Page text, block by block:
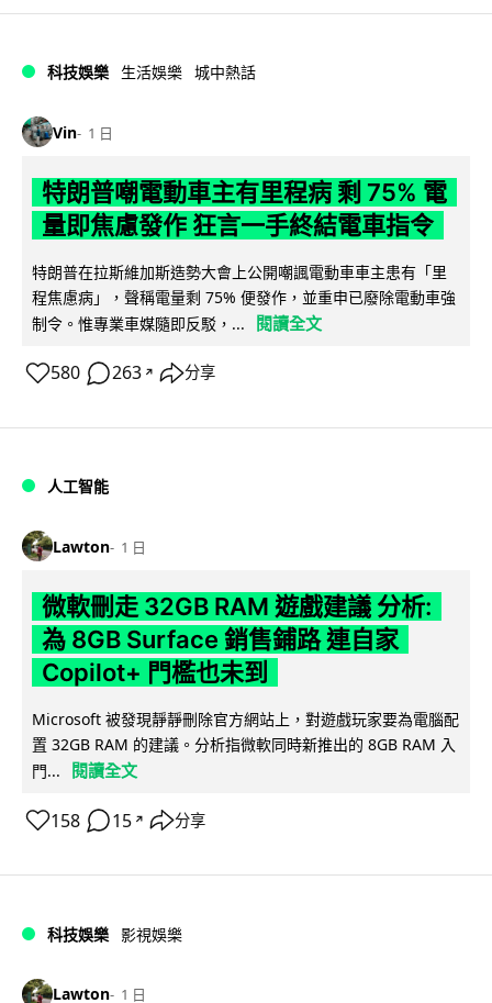
科技娛樂 生活娛樂 城中熱話
Vin 1 日
特朗普嘲電動車主有里程病 剩 75% 電
量即焦慮發作 狂言一手終結電車指令
特朗普在拉斯維加斯造勢大會上公開嘲諷電動車車主患有「里
程焦慮病」，聲稱電量剩 75% 便發作，並重申已廢除電動車強
制令。惟專業車媒隨即反駁，...
閱讀全文
580 263 ↗ 分享
人工智能
Lawton 1 日
微軟刪走 32GB RAM 遊戲建議 分析:
為 8GB Surface 銷售鋪路 連自家
Copilot+ 門檻也未到
Microsoft 被發現靜靜刪除官方網站上，對遊戲玩家要為電腦配
置 32GB RAM 的建議。分析指微軟同時新推出的 8GB RAM 入
門...
閱讀全文
158 15 ↗ 分享
科技娛樂 影視娛樂
Lawton 1 日